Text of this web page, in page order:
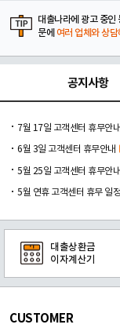
대출나라에 광고 중인
문에 여러 업체와 상
공지사항
7월 17일 고객센터 휴무안내
6월 3일 고객센터 휴무안내
5월 25일 고객센터 휴무안내
5월 연휴 고객센터 휴무 일
대출상환금
이자계산기
CUSTOMER